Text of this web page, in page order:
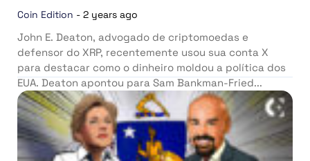
Coin Edition - 2 years ago
John E. Deaton, advogado de criptomoedas e
defensor do XRP, recentemente usou sua conta X
para destacar como o dinheiro moldou a política dos
EUA. Deaton apontou para Sam Bankman-Fried...